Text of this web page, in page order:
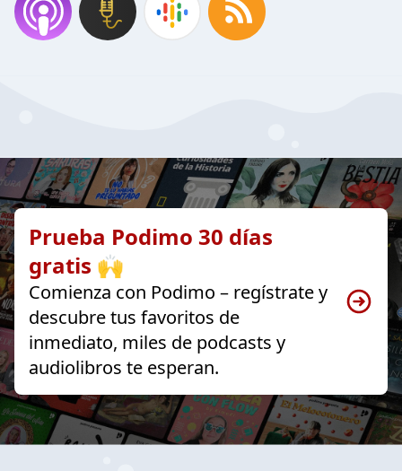
Prueba Podimo 30 días
gratis 🙌
Comienza con Podimo – regístrate y
descubre tus favoritos de
inmediato, miles de podcasts y
audiolibros te esperan.